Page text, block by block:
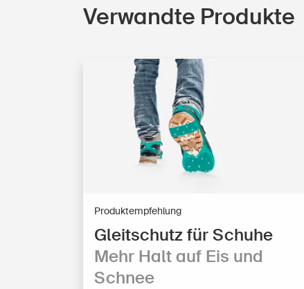
Verwandte Produkte
Gleitschutz für Schuhe
Mehr Halt auf Eis und
Schnee
Produktempfehlung